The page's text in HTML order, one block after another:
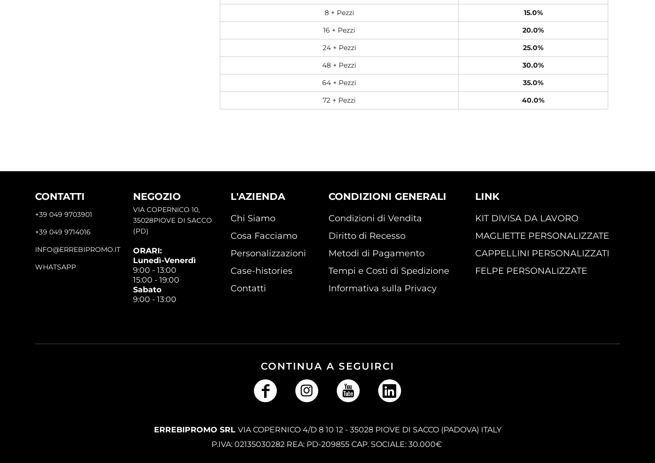
8 + Pezzi
15.0%
16 + Pezzi
20.0%
24 + Pezzi
25.0%
48 + Pezzi
30.0%
64 + Pezzi
35.0%
72 + Pezzi
40.0%
CONTATTI
+39 049 9703901
+39 049 9714016
INFO@ERREBIPROMO.IT
WHATSAPP
NEGOZIO
VIA COPERNICO 10,
35028PIOVE DI SACCO
(PD)
ORARI:
Lunedì-Venerdì
9:00 - 13:00
15:00 - 19:00
Sabato
9:00 - 13:00
L'AZIENDA
Chi Siamo
Cosa Facciamo
Personalizzazioni
Case-histories
Contatti
CONDIZIONI GENERALI
Condizioni di Vendita
Diritto di Recesso
Metodi di Pagamento
Tempi e Costi di Spedizione
Informativa sulla Privacy
LINK
KIT DIVISA DA LAVORO
MAGLIETTE PERSONALIZZATE
CAPPELLINI PERSONALIZZATI
FELPE PERSONALIZZATE
CONTINUA A SEGUIRCI
ERREBIPROMO SRL VIA COPERNICO 4/D 8 10 12 - 35028 PIOVE DI SACCO (PADOVA) ITALY
P.IVA: 02135030282 REA: PD-209855 CAP. SOCIALE: 30.000€